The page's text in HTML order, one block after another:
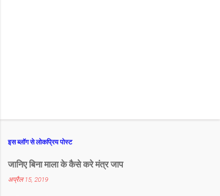
इस ब्लॉग से लोकप्रिय पोस्ट
जानिए बिना माला के कैसे करे मंत्र जाप
अप्रैल 15, 2019